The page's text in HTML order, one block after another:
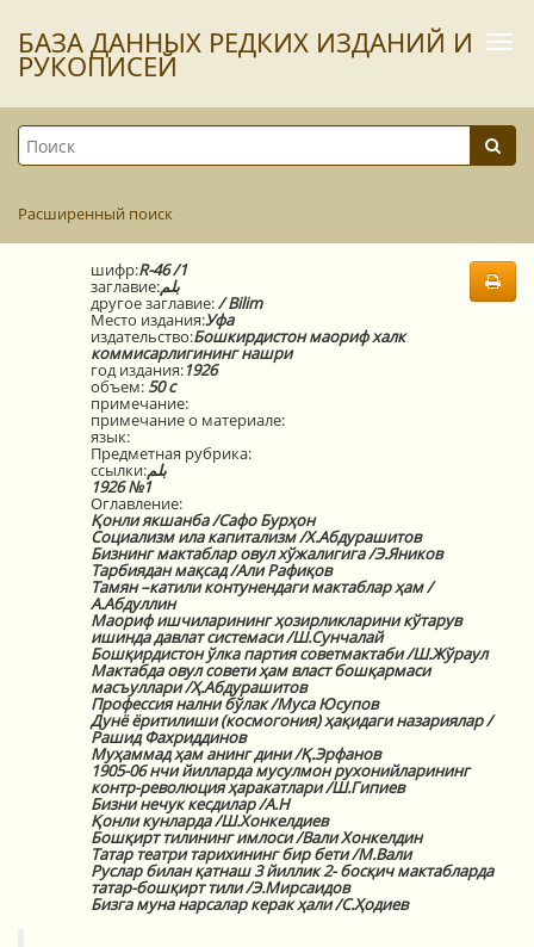
БАЗА ДАННЫХ РЕДКИХ ИЗДАНИЙ И
РУКОПИСЕЙ
Расширенный поиск
шифр:R-46 /1
заглавие:بلم
другое заглавие:/ Bilim
Место издания:Уфа
издательство:Бошкирдистон маориф халк
коммисарлигининг нашри
год издания:1926
объем:50 с
примечание:
примечание о материале:
язык:
Предметная рубрика:
ссылки:بلم
1926 №1
Оглавление:
Қонли якшанба /Сафо Бурҳон
Социализм ила капитализм /Х.Абдурашитов
Бизнинг мактаблар овул хўжалигига /Э.Яников
Тарбиядан мақсад /Али Рафиқов
Тамян –катили контунендаги мактаблар ҳам /
А.Абдуллин
Маориф ишчиларининг ҳозирликларини кўтарув
ишинда давлат системаси /Ш.Сунчалай
Бошқирдистон ўлка партия советмактаби /Ш.Жўраул
Мактабда овул совети ҳам власт бошқармаси
масъуллари /Ҳ.Абдурашитов
Профессия нални бўлак /Муса Юсупов
Дунё ёритилиши (космогония) ҳақидаги назариялар /
Рашид Фахриддинов
Муҳаммад ҳам анинг дини /Қ.Эрфанов
1905-06 нчи йилларда мусулмон рухонийларининг
контр-революция ҳаракатлари /Ш.Гипиев
Бизни нечук кесдилар /А.Н
Қонли кунларда /Ш.Хонкелдиев
Бошқирт тилининг имлоси /Вали Хонкелдин
Татар театри тарихининг бир бети /М.Вали
Руслар билан қатнаш 3 йиллик 2- босқич мактабларда
татар-бошқирт тили /Э.Мирсаидов
Бизга муна нарсалар керак ҳали /С.Ҳодиев